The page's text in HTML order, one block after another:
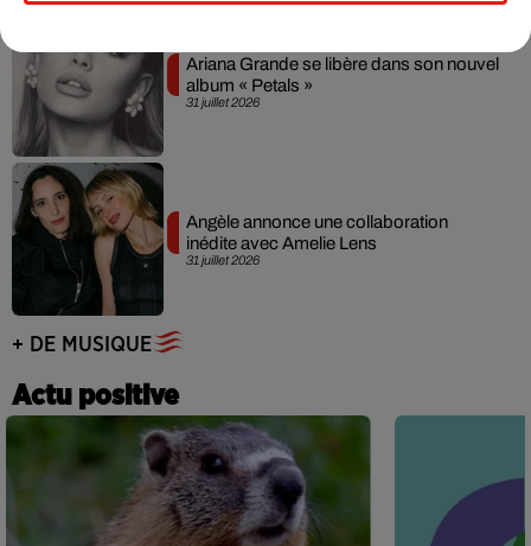
31 juillet 2026
Ariana Grande se libère dans son nouvel
album « Petals »
31 juillet 2026
Angèle annonce une collaboration
inédite avec Amelie Lens
+ DE MUSIQUE
Actu positive